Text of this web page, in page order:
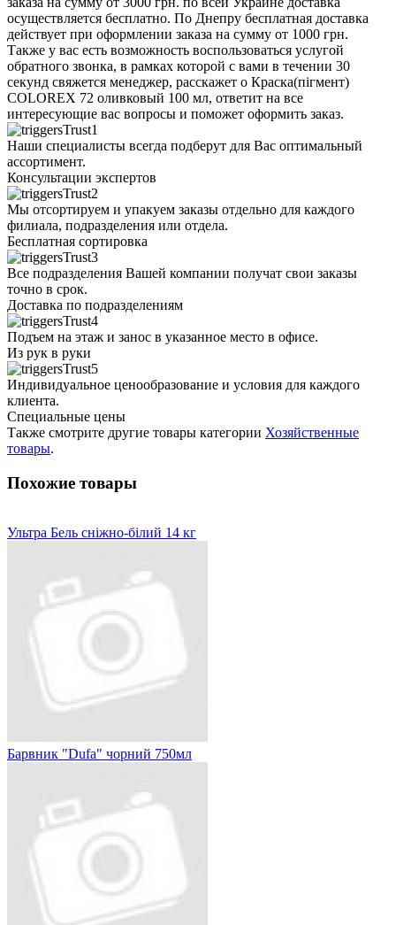
осуществляется бесплатно. По Днепру бесплатная доставка
действует при оформлении заказа на сумму от 1000 грн.
Также у вас есть возможность воспользоваться услугой
обратного звонка, в рамках которой с вами в течении 30
секунд свяжется менеджер, расскажет о Краска(пігмент)
COLOREX 72 оливковый 100 мл, ответит на все
интересующие вас вопросы и поможет оформить заказ.
Наши специалисты всегда подберут для Вас оптимальный
ассортимент.
Консультации экспертов
Мы отсортируем и упакуем заказы отдельно для каждого
филиала, подразделения или отдела.
Бесплатная сортировка
Все подразделения Вашей компании получат свои заказы
точно в срок.
Доставка по подразделениям
Подъем на этаж и занос в указанное место в офисе.
Из рук в руки
Индивидуальное ценообразование и условия для каждого
клиента.
Специальные цены
Также смотрите другие товары категории Хозяйственные
товары.
Похожие товары
Ультра Бель сніжно-білий 14 кг
Барвник "Dufa" чорний 750мл